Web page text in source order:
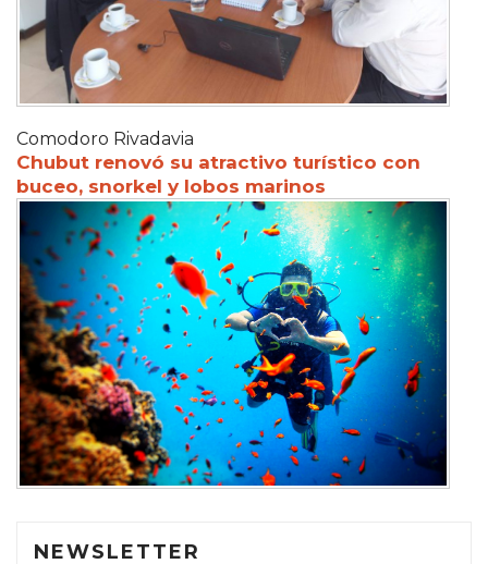
Comodoro Rivadavia
Chubut renovó su atractivo turístico con
buceo, snorkel y lobos marinos
NEWSLETTER